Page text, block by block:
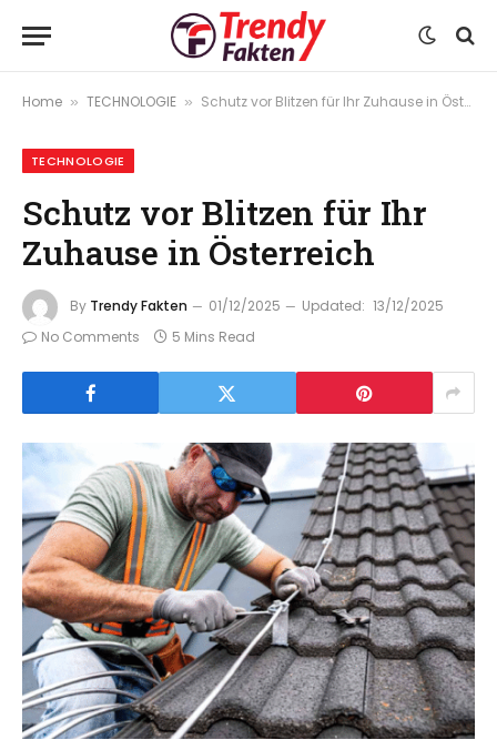
Home » TECHNOLOGIE » Schutz vor Blitzen für Ihr Zuhause in Österreich
TECHNOLOGIE
Schutz vor Blitzen für Ihr
Zuhause in Österreich
By Trendy Fakten 01/12/2025 Updated: 13/12/2025
No Comments
5 Mins Read